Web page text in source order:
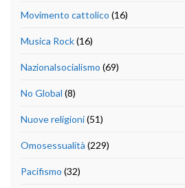
Movimento cattolico (16)
Musica Rock(16)
Nazionalsocialismo (69)
No Global (8)
Nuove religioni(51)
Omosessualità (229)
Pacifismo (32)